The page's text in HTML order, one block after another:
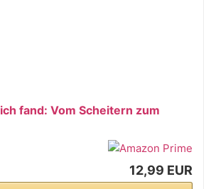
fand: Vom Scheitern zum
12,99 EUR